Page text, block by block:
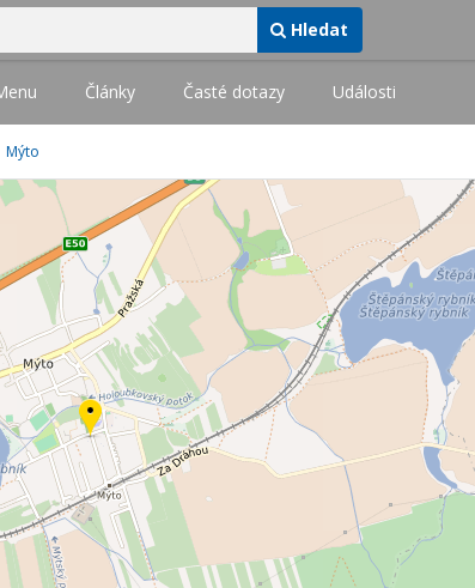
Hledat
Články Časté dotazy Události
Mýto